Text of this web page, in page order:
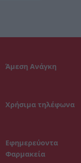
Άμεση Ανάγκη
Χρήσιμα τηλέφωνα
Εφημερεύοντα
Φαρμακεία